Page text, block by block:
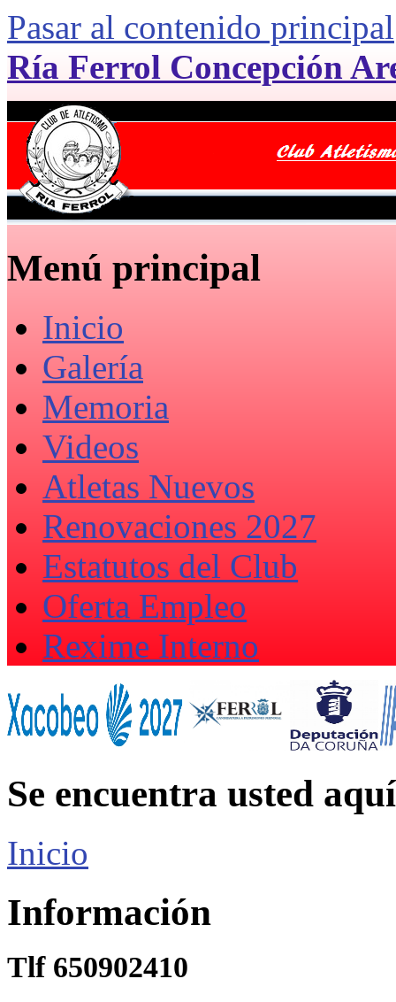
Pasar al contenido principal
Ría Ferrol Concepción
Menú principal
Inicio
Galería
Memoria
Videos
Atletas Nuevos
Renovaciones 2027
Estatutos del Club
Oferta Empleo
Rexime Interno
Se encuentra usted aquí
Inicio
Información
Tlf 650902410